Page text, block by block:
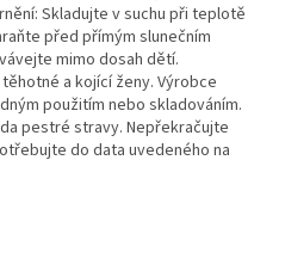
Skladujte v suchu při teplotě
před přímým slunečním
mimo dosah dětí.
a kojící ženy. Výrobce
použitím nebo skladováním.
pestré stravy. Nepřekračujte
do data uvedeného na